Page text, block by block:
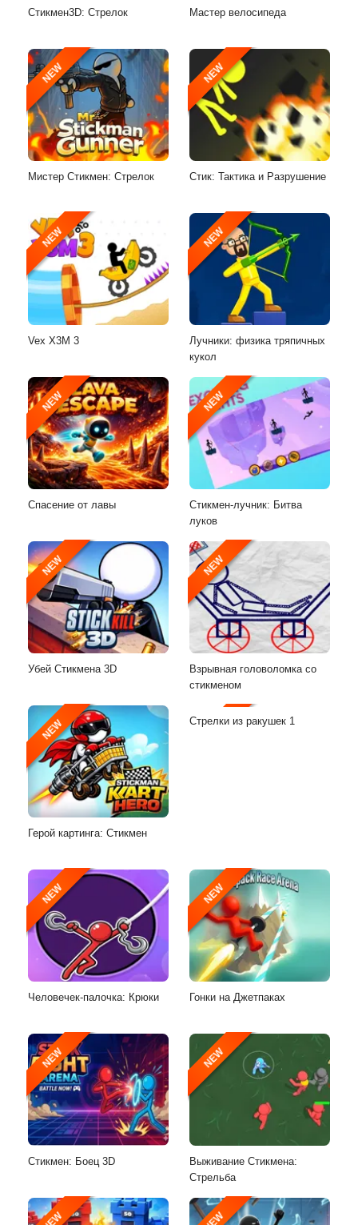
Стикмен3D: Стрелок Мастер велосипеда
NEW
Мистер Стикмен: Стрелок
NEW
Стик: Тактика и Разрушение
NEW
Vex X3M 3
NEW
Лучники: физика тряпичных
кукол
NEW
Спасение от лавы
NEW
Стикмен-лучник: Битва
луков
NEW
Убей Стикмена 3D
NEW
Взрывная головоломка со
стикменом
NEW
Герой картинга: Стикмен
NEW
Стрелки из ракушек 1
NEW
Человечек-палочка: Крюки
NEW
Гонки на Джетпаках
NEW
Стикмен: Боец 3D
NEW
Выживание Стикмена:
Стрельба